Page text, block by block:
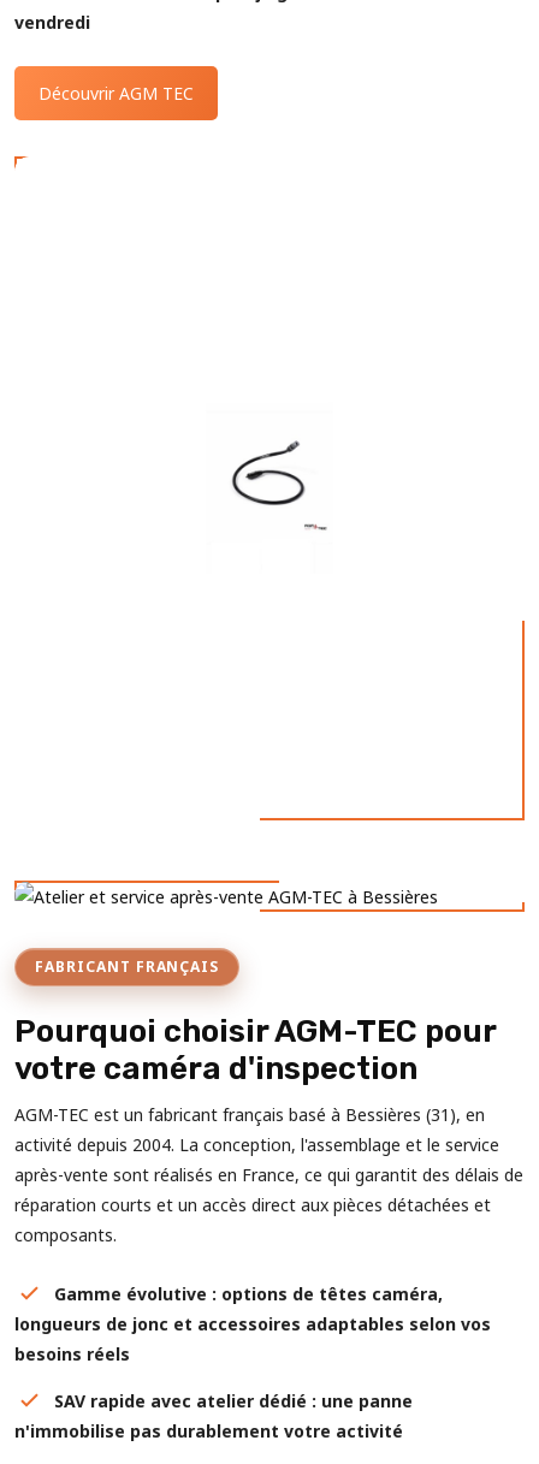
vendredi
Découvrir AGM TEC
FABRICANT FRANÇAIS
Pourquoi choisir AGM-TEC pour
votre caméra d'inspection
AGM-TEC est un fabricant français basé à Bessières (31), en
activité depuis 2004. La conception, l'assemblage et le service
après-vente sont réalisés en France, ce qui garantit des délais de
réparation courts et un accès direct aux pièces détachées et
composants.
Gamme évolutive : options de têtes caméra,
longueurs de jonc et accessoires adaptables selon vos
besoins réels
SAV rapide avec atelier dédié : une panne
n'immobilise pas durablement votre activité